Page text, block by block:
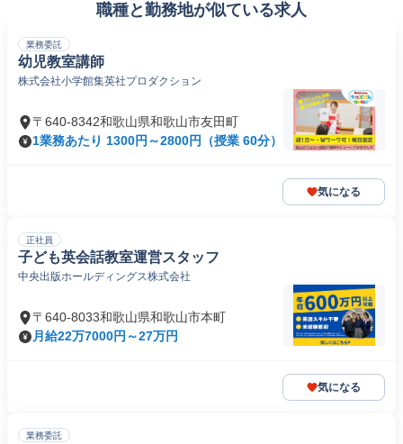
職種と勤務地が似ている求人
業務委託
幼児教室講師
株式会社小学館集英社プロダクション
〒640-8342和歌山県和歌山市友田町
1業務あたり 1300円～2800円（授業 60分）
気になる
正社員
子ども英会話教室運営スタッフ
中央出版ホールディングス株式会社
〒640-8033和歌山県和歌山市本町
月給22万7000円～27万円
気になる
業務委託